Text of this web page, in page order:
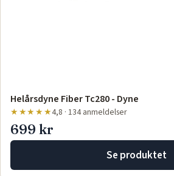
Helårsdyne Fiber Tc280 - Dyne
★★★★★4,8 · 134 anmeldelser
699 kr
Se produktet